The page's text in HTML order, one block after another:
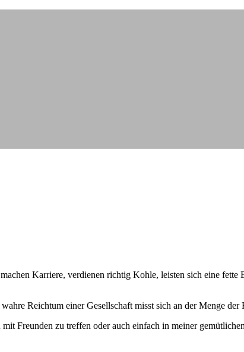
Karriere, verdienen richtig Kohle, leisten sich eine
Reichtum einer Gesellschaft misst sich an der Menge
Freunden zu treffen oder auch einfach in meiner